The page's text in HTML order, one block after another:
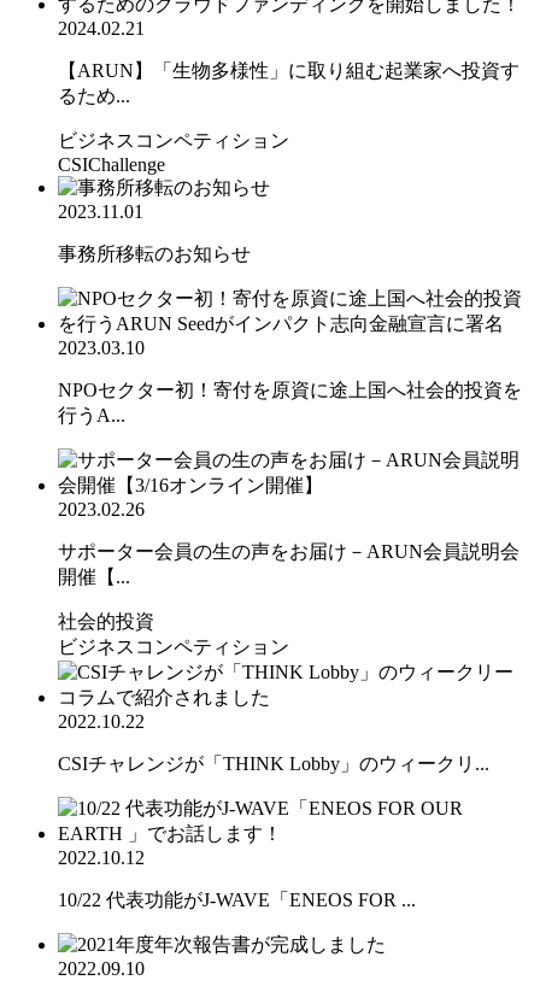
2024.02.21
【ARUN】「生物多様性」に取り組む起業家へ投資す
るため...
ビジネスコンペティション
CSIChallenge
2023.11.01
事務所移転のお知らせ
2023.03.10
NPOセクター初！寄付を原資に途上国へ社会的投資を
行うA...
2023.02.26
サポーター会員の生の声をお届け－ARUN会員説明会
開催【...
社会的投資
ビジネスコンペティション
2022.10.22
CSIチャレンジが「THINK Lobby」のウィークリ...
2022.10.12
10/22 代表功能がJ-WAVE「ENEOS FOR ...
2022.09.10